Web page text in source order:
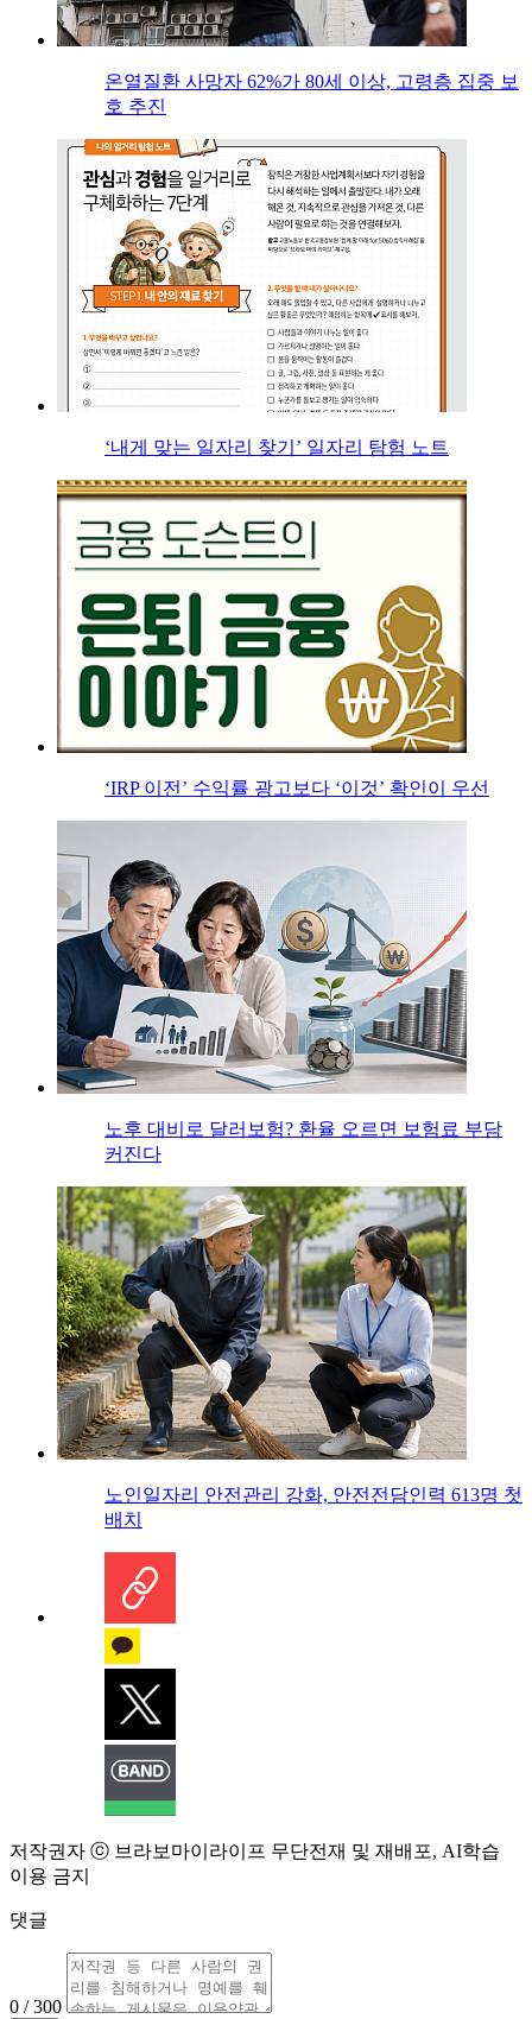
온열질환 사망자 62%가 80세 이상, 고령층 집중 보
호 추진
‘내게 맞는 일자리 찾기’ 일자리 탐험 노트
‘IRP 이전’ 수익률 광고보다 ‘이것’ 확인이 우선
노후 대비로 달러보험? 환율 오르면 보험료 부담
커진다
노인일자리 안전관리 강화, 안전전담인력 613명 첫
배치
저작권자 ⓒ 브라보마이라이프 무단전재 및 재배포, AI학습
이용 금지
댓글
0 / 300